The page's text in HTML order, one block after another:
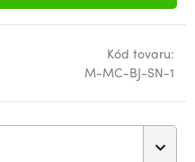
Kód tovaru:
M-MC-BJ-SN-1